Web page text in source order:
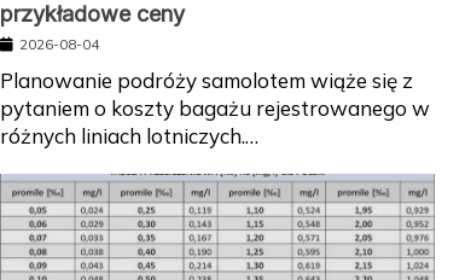
przykładowe ceny
2026-08-04
Planowanie podróży samolotem wiąże się z
pytaniem o koszty bagażu rejestrowanego w
różnych liniach lotniczych.…